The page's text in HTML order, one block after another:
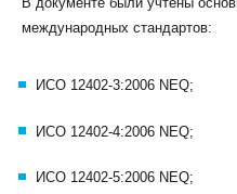
международных стандартов:
ИСО 12402-3:2006 NEQ;
ИСО 12402-4:2006 NEQ;
ИСО 12402-5:2006 NEQ;